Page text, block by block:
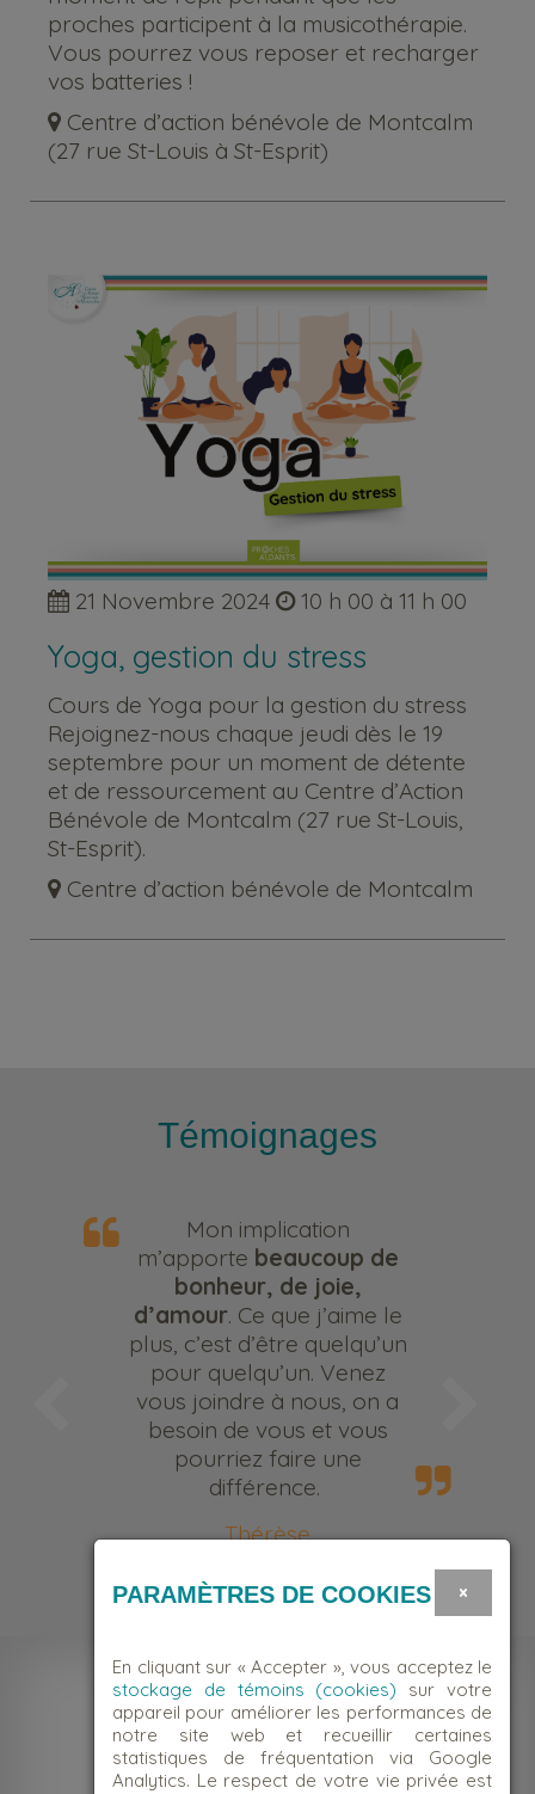
proches participent à la musicothérapie.
Vous pourrez vous reposer et recharger
vos batteries !
Centre d’action bénévole de Montcalm
(27 rue St-Louis à St-Esprit)
21 Novembre 2024 10 h 00 à 11 h 00
Yoga, gestion du stress
Cours de Yoga pour la gestion du stress
Rejoignez-nous chaque jeudi dès le 19
septembre pour un moment de détente
et de ressourcement au Centre d’Action
Bénévole de Montcalm (27 rue St-Louis,
St-Esprit).
Centre d’action bénévole de Montcalm
Témoignages
Mon implication
m’apporte beaucoup de
bonheur, de joie,
d’amour. Ce que j’aime le
plus, c’est d’être quelqu’un
pour quelqu’un. Venez
vous joindre à nous, on a
besoin de vous et vous
pourriez faire une
différence.
Thérèse
×
PARAMÈTRES DE COOKIES
En cliquant sur « Accepter », vous acceptez le
stockage de témoins (cookies) sur votre
appareil pour améliorer les performances de
notre site web et recueillir certaines
statistiques de fréquentation via Google
Analytics. Le respect de votre vie privée est